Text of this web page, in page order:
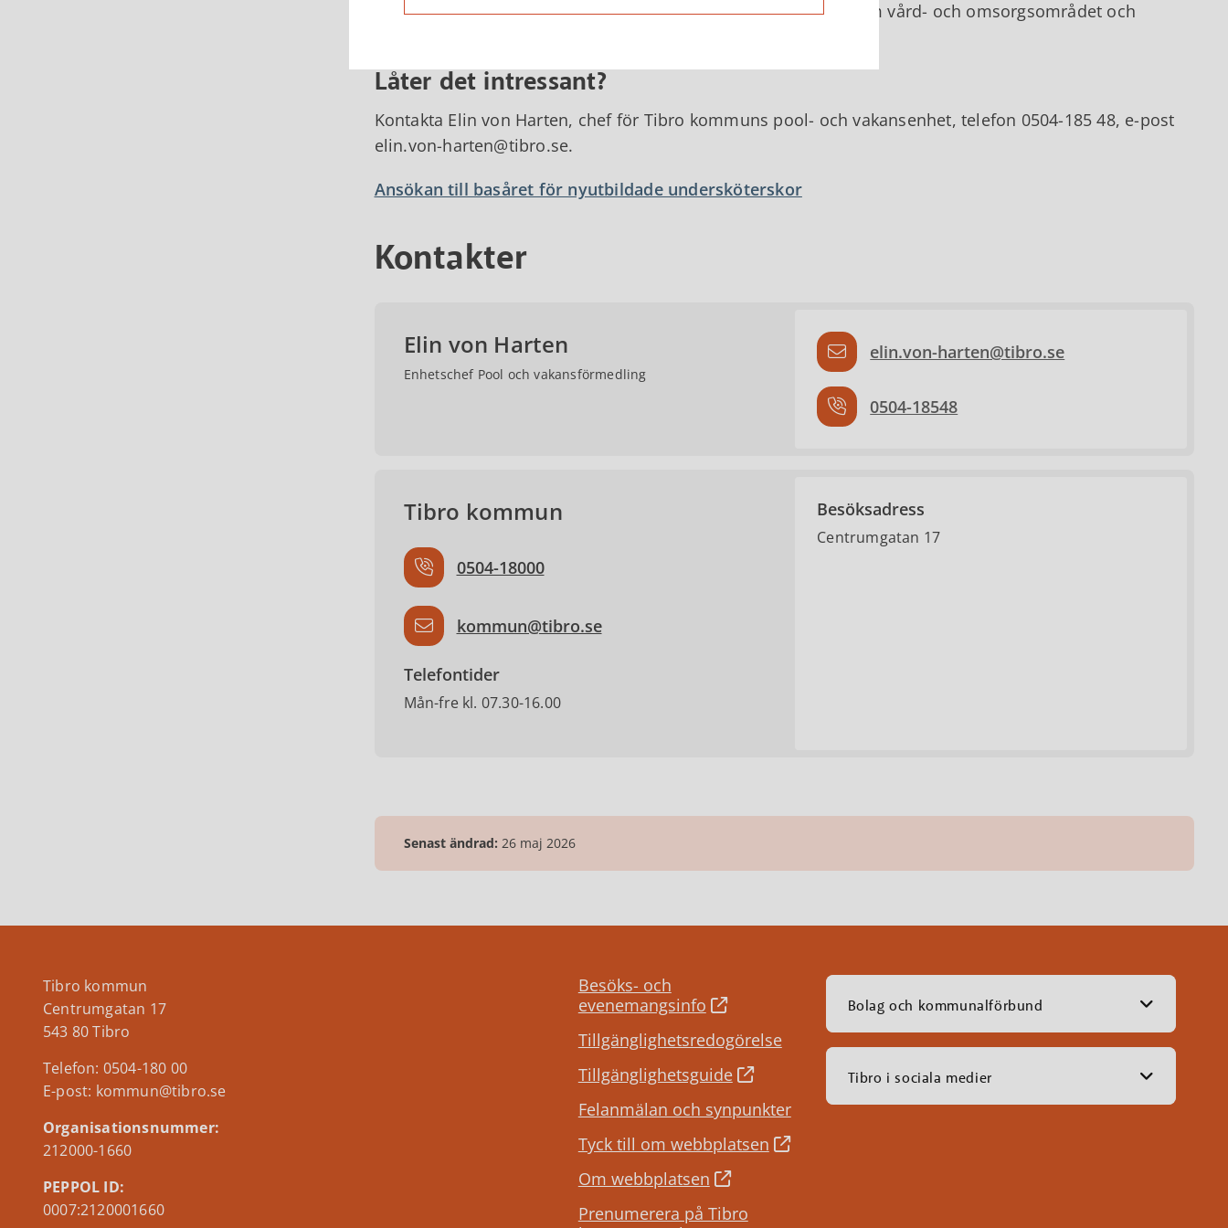
socialförvaltningen i Tibro eller att du fortsätter utbilda dig inom vård- och omsorgsområdet och
Låter det intressant?
Kontakta Elin von Harten, chef för Tibro kommuns pool- och vakansenhet, telefon 0504-185 48, e-post
elin.von-harten@tibro.se.
Ansökan till basåret för nyutbildade undersköterskor
Kontakter
Elin von Harten
Enhetschef Pool och vakansförmedling
elin.von-harten@tibro.se
0504-18548
Tibro kommun
0504-18000
kommun@tibro.se
Telefontider
Mån-fre kl. 07.30-16.00
Besöksadress
Centrumgatan 17
Senast ändrad: 26 maj 2026
Tibro kommun
Centrumgatan 17
543 80 Tibro
Telefon: 0504-180 00
E-post: kommun@tibro.se
Organisationsnummer:
212000-1660
PEPPOL ID:
0007:2120001660
Besöks- och
evenemangsinfo
Tillgänglighetsredogörelse
Tillgänglighetsguide
Felanmälan och synpunkter
Tyck till om webbplatsen
Om webbplatsen
Prenumerera på Tibro
Bolag och kommunalförbund
Tibro i sociala medier